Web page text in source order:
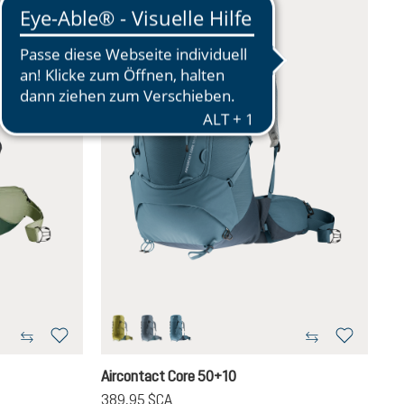
disponible pour le moment.)
cactus-ivy
graphite-shale
atlantic-ink
Aircontact Core 50+10
389,95 $CA